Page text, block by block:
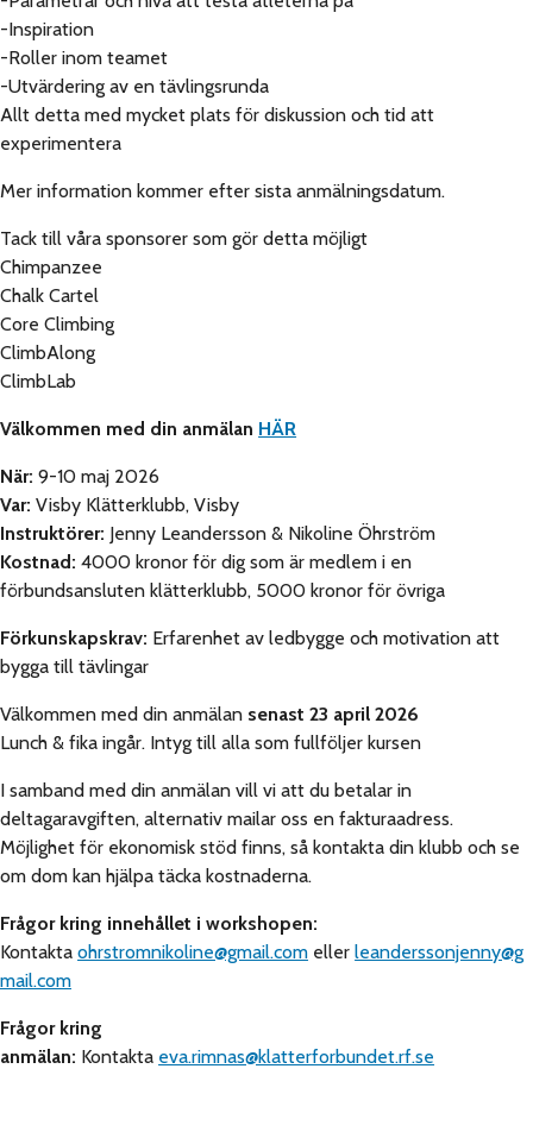
-Inspiration
-Roller inom teamet
-Utvärdering av en tävlingsrunda
Allt detta med mycket plats för diskussion och tid att
experimentera
Mer information kommer efter sista anmälningsdatum.
Tack till våra sponsorer som gör detta möjligt
Chimpanzee
Chalk Cartel
Core Climbing
ClimbAlong
ClimbLab
Välkommen med din anmälan HÄR
När: 9-10 maj 2026
Var: Visby Klätterklubb, Visby
Instruktörer: Jenny Leandersson & Nikoline Öhrström
Kostnad: 4000 kronor för dig som är medlem i en
förbundsansluten klätterklubb, 5000 kronor för övriga
Förkunskapskrav: Erfarenhet av ledbygge och motivation att
bygga till tävlingar
Välkommen med din anmälan senast 23 april 2026
Lunch & fika ingår. Intyg till alla som fullföljer kursen
I samband med din anmälan vill vi att du betalar in
deltagaravgiften, alternativ mailar oss en fakturaadress.
Möjlighet för ekonomisk stöd finns, så kontakta din klubb och se
om dom kan hjälpa täcka kostnaderna.
Frågor kring innehållet i workshopen:
Kontaktaohrstromnikoline@gmail.com ellerleanderssonjenny@g
mail.com
Frågor kring
anmälan: Kontakta eva.rimnas@klatterforbundet.rf.se